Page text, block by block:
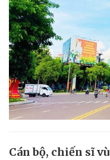
Cán bộ, chiến sĩ